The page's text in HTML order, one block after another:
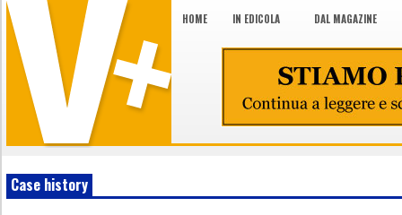
HOME IN EDICOLA DAL MAGAZINE
Case history